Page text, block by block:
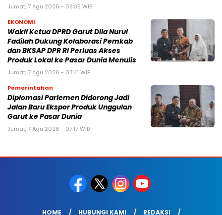
Jumat, 7 Agu 2026 - 08:35 WIB
EKONOMI
Wakil Ketua DPRD Garut Dila Nurul
Fadilah Dukung Kolaborasi Pemkab
dan BKSAP DPR RI Perluas Akses
Produk Lokal ke Pasar Dunia Menulis
Jumat, 7 Agu 2026 - 07:41 WIB
Pemerintahan
Diplomasi Parlemen Didorong Jadi
Jalan Baru Ekspor Produk Unggulan
Garut ke Pasar Dunia
Jumat, 7 Agu 2026 - 07:17 WIB
HOME HUBUNGI KAMI REDAKSI